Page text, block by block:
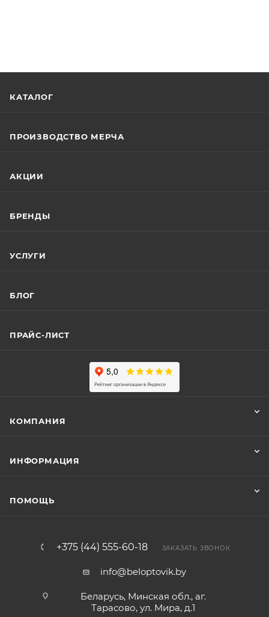
КАТАЛОГ
ПРОИЗВОДСТВО МЕРЧА
АКЦИИ
БРЕНДЫ
УСЛУГИ
БЛОГ
ПРАЙС-ЛИСТ
КОМПАНИЯ
ИНФОРМАЦИЯ
ПОМОЩЬ
+375 (44) 555-60-18 ЗАКАЗАТЬ ЗВОНОК
info@beloptovik.by
Беларусь, Минская обл., аг.
Тарасово, ул. Мира, д.1